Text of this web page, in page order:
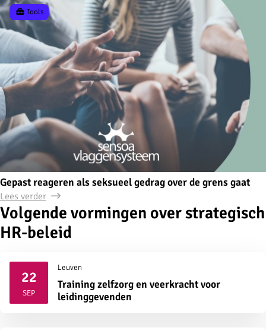
Gepast reageren als seksueel gedrag over de grens gaat
Tools
Lees verder
Volgende vormingen over strategisch
HR-beleid
22
SEP2026
Leuven
Training zelfzorg en veerkracht voor
leidinggevenden